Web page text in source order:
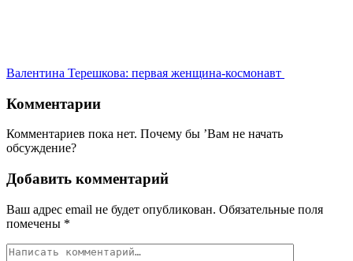
Валентина Терешкова: первая женщина-космонавт
Комментарии
Комментариев пока нет. Почему бы ’Вам не начать
обсуждение?
Добавить комментарий
Ваш адрес email не будет опубликован. Обязательные поля
помечены *